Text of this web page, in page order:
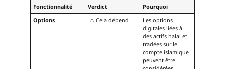
Fonctionnalité Verdict
Pourquoi
Options
⚠️ Cela dépend
Les options
digitales liées à
des actifs halal et
tradées sur le
compte islamique
peuvent être